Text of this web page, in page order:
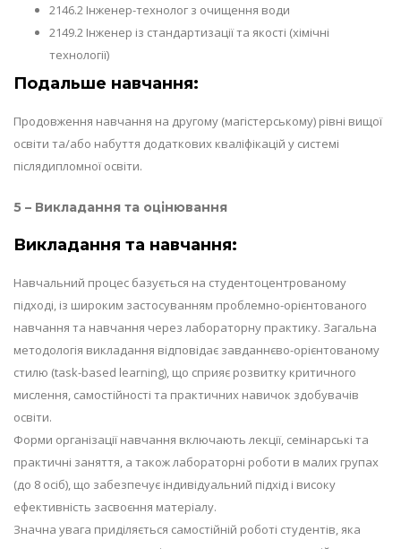
2146.2 Інженер-технолог з очищення води
2149.2 Інженер із стандартизації та якості (хімічні
технології)
Подальше навчання:
Продовження навчання на другому (магістерському) рівні вищої
освіти та/або набуття додаткових кваліфікацій у системі
післядипломної освіти.
5 – Викладання та оцінювання
Викладання та навчання:
Навчальний процес базується на студентоцентрованому
підході, із широким застосуванням проблемно-орієнтованого
навчання та навчання через лабораторну практику. Загальна
методологія викладання відповідає завданнєво-орієнтованому
стилю (task-based learning), що сприяє розвитку критичного
мислення, самостійності та практичних навичок здобувачів
освіти.
Форми організації навчання включають лекції, семінарські та
практичні заняття, а також лабораторні роботи в малих групах
(до 8 осіб), що забезпечує індивідуальний підхід і високу
ефективність засвоєння матеріалу.
Значна увага приділяється самостійній роботі студентів, яка